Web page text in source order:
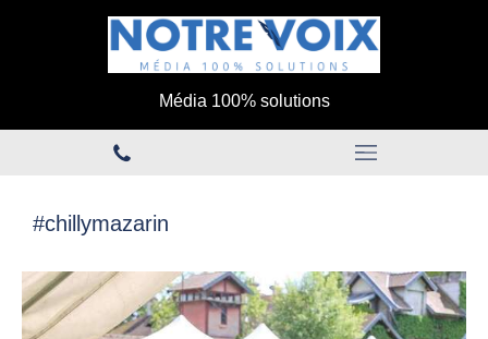
Média 100% solutions
#chillymazarin